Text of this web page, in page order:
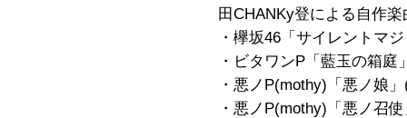
田CHANKy登による自作楽
・欅坂46「サイレントマ
・ビタワンP「藍玉の箱
・悪ノP(mothy)「悪ノ娘
・悪ノP(mothy)「悪ノ召